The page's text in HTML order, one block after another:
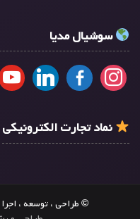
سوشیال مدیا
نماد تجارت الکترونیکی
© طراحی ، توسعه ،